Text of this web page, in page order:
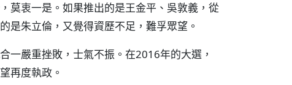
莫衷一是。如果推出的是王金平、吳敦義，從
是朱立倫，又覺得資歷不足，難孚眾望。
一嚴重挫敗，士氣不振。在2016年的大選，
再度執政。